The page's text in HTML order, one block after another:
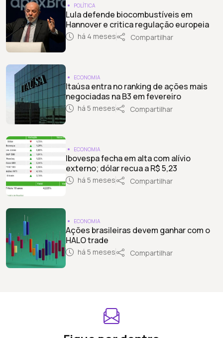
POLÍTICA
Lula defende biocombustíveis em
Hannover e critica regulação europeia
há 4 meses Compartilhar
ECONOMIA
Itaúsa entra no ranking de ações mais
negociadas na B3 em fevereiro
há 5 meses Compartilhar
ECONOMIA
Ibovespa fecha em alta com alívio
externo; dólar recua a R$ 5,23
há 5 meses Compartilhar
ECONOMIA
Ações brasileiras devem ganhar com o
HALO trade
há 5 meses Compartilhar